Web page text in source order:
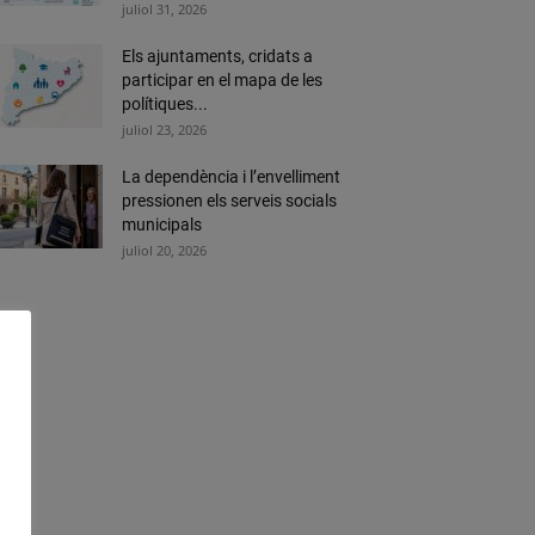
juliol 31, 2026
Els ajuntaments, cridats a
participar en el mapa de les
polítiques...
juliol 23, 2026
La dependència i l’envelliment
pressionen els serveis socials
municipals
juliol 20, 2026